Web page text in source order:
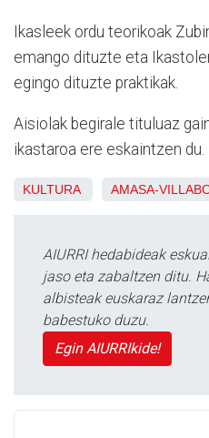
Ikasleek ordu teorikoak
emango dituzte eta
egingo dituzte praktikak.
Aisiolak begirale tituluaz
ikastaroa ere eskaintzen du.
KULTURA AMASA-
AIURRI hedabideak
jaso eta zabaltzen ditu.
albisteak euskaraz
babestuko duzu.
Egin AIURRIkide!